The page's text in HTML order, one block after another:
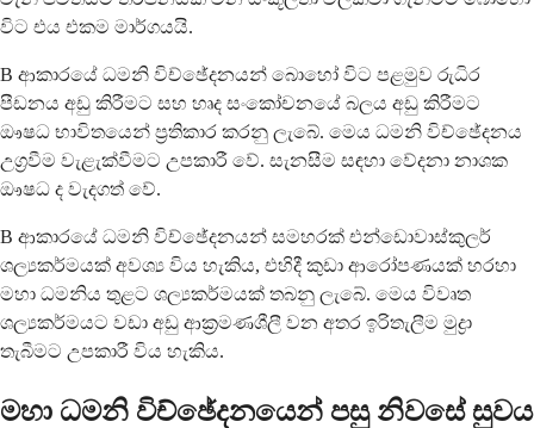
විට එය එකම මාර්ගයයි.
B ආකාරයේ ධමනි විච්ඡේදනයන් බොහෝ විට පළමුව රුධිර
පීඩනය අඩු කිරීමට සහ හෘද සංකෝචනයේ බලය අඩු කිරීමට
ඖෂධ භාවිතයෙන් ප්‍රතිකාර කරනු ලැබේ. මෙය ධමනි විච්ඡේදනය
උග්‍රවීම වැළැක්වීමට උපකාරී වේ. සැනසීම සඳහා වේදනා නාශක
ඖෂධ ද වැදගත් වේ.
B ආකාරයේ ධමනි විච්ඡේදනයන් සමහරක් එන්ඩොවාස්කුලර්
ශල්‍යකර්මයක් අවශ්‍ය විය හැකිය, එහිදී කුඩා ආරෝපණයක් හරහා
මහා ධමනිය තුළට ශල්‍යකර්මයක් තබනු ලැබේ. මෙය විවෘත
ශල්‍යකර්මයට වඩා අඩු ආක්‍රමණශීලී වන අතර ඉරිතැලීම මුද්‍රා
තැබීමට උපකාරී විය හැකිය.
මහා ධමනි විච්ඡේදනයෙන් පසු නිවසේ සුවය